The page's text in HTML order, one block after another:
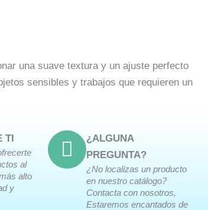
una suave textura y un ajuste perfecto
sensibles y trabajos que requieren un
TI
al
alto
y
¿ALGUNA
PREGUNTA?
¿No localizas un producto
en nuestro catálogo?
Contacta con nosotros,
Estaremos encantados de